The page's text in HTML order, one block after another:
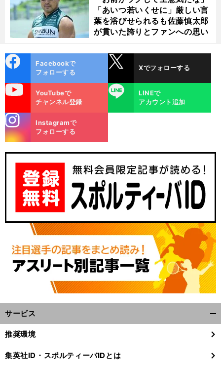
「あいつ若いくせに」厳しい言
葉を浴びせられるも佐藤慎太郎
が貫いた誇りとファンへの思い
ok
Facebookで
フォローする
Xでフォローする
YouTubeで
チャンネル登録
LINE
LINEで
アカウント追加
m
Instagramで
フォローする
サービス
閉
る
推奨環境
集英社ID・スポルティーバIDとは